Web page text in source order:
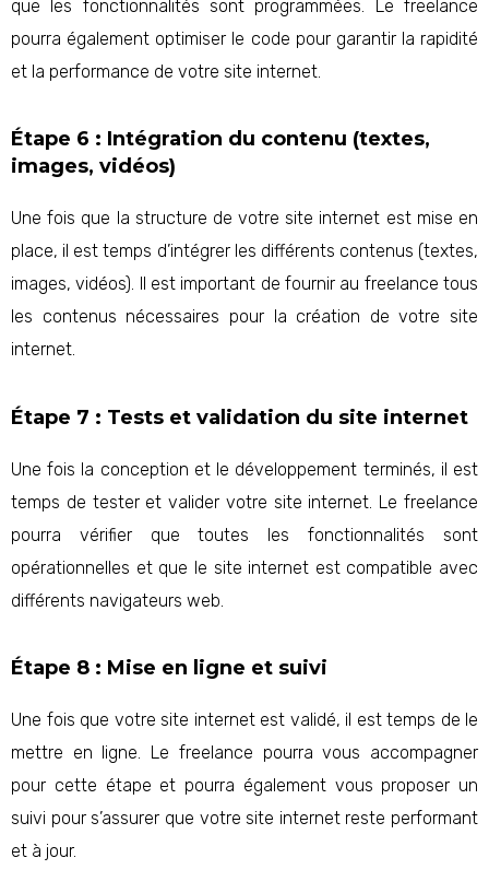
que les fonctionnalités sont programmées. Le freelance
pourra également optimiser le code pour garantir la rapidité
et la performance de votre site internet.
Étape 6 : Intégration du contenu (textes,
images, vidéos)
Une fois que la structure de votre site internet est mise en
place, il est temps d’intégrer les différents contenus (textes,
images, vidéos). Il est important de fournir au freelance tous
les contenus nécessaires pour la création de votre site
internet.
Étape 7 : Tests et validation du site internet
Une fois la conception et le développement terminés, il est
temps de tester et valider votre site internet. Le freelance
pourra vérifier que toutes les fonctionnalités sont
opérationnelles et que le site internet est compatible avec
différents navigateurs web.
Étape 8 : Mise en ligne et suivi
Une fois que votre site internet est validé, il est temps de le
mettre en ligne. Le freelance pourra vous accompagner
pour cette étape et pourra également vous proposer un
suivi pour s’assurer que votre site internet reste performant
et à jour.